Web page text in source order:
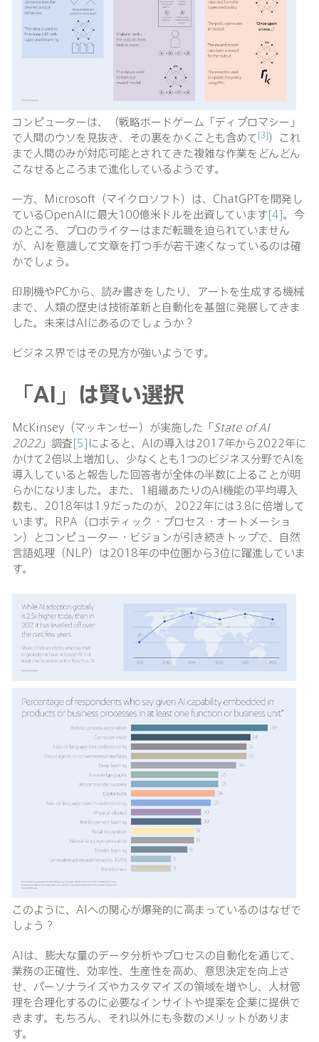
コンピューターは、（戦略ボードゲーム「ディプロマシー」
で人間のウソを見抜き、その裏をかくことも含めて[3]）これ
まで人間のみが対応可能とされてきた複雑な作業をどんどん
こなせるところまで進化しているようです。
一方、Microsoft（マイクロソフト）は、ChatGPTを開発し
ているOpenAIに最大100億米ドルを出資しています[4]。今
のところ、プロのライターはまだ転職を迫られていません
が、AIを意識して文章を打つ手が若干速くなっているのは確
かでしょう。
印刷機やPCから、読み書きをしたり、アートを生成する機械
まで、人類の歴史は技術革新と自動化を基盤に発展してきま
した。未来はAIにあるのでしょうか？
ビジネス界ではその見方が強いようです。
「AI」は賢い選択
McKinsey（マッキンゼー）が実施した「State of AI
2022」調査[5]によると、AIの導入は2017年から2022年に
かけて2倍以上増加し、少なくとも1つのビジネス分野でAIを
導入していると報告した回答者が全体の半数に上ることが明
らかになりました。また、1組織あたりのAI機能の平均導入
数も、2018年は1.9だったのが、2022年には3.8に倍増して
います。RPA（ロボティック・プロセス・オートメーショ
ン）とコンピューター・ビジョンが引き続きトップで、自然
言語処理（NLP）は2018年の中位圏から3位に躍進していま
す。
このように、AIへの関心が爆発的に高まっているのはなぜで
しょう？
AIは、膨大な量のデータ分析やプロセスの自動化を通じて、
業務の正確性、効率性、生産性を高め、意思決定を向上さ
せ、パーソナライズやカスタマイズの領域を増やし、人材管
理を合理化するのに必要なインサイトや提案を企業に提供で
きます。もちろん、それ以外にも多数のメリットがありま
す。